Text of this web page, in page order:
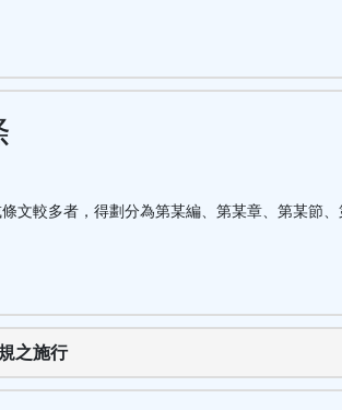
文較多者，得劃分為第某編、第某章、第某節、
之施行